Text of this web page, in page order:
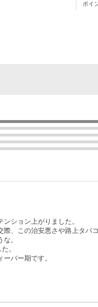
ポイ
ション上がりました。
、この治安悪さや路上タバ
。
。
バー期です。